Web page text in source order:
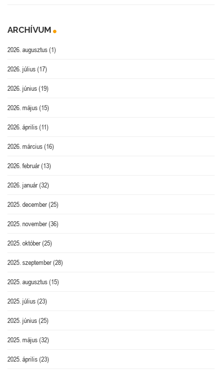
ARCHÍVUM
2026. augusztus(1)
2026. július(17)
2026. június(19)
2026. május(15)
2026. április(11)
2026. március(16)
2026. február(13)
2026. január(32)
2025. december(25)
2025. november(36)
2025. október(25)
2025. szeptember(28)
2025. augusztus(15)
2025. július(23)
2025. június(25)
2025. május(32)
2025. április(23)